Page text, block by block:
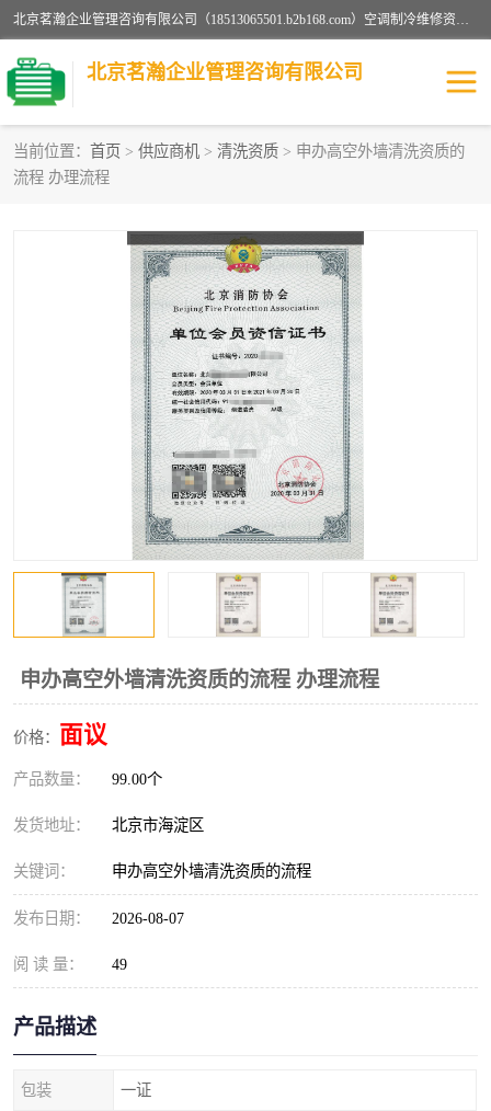
北京茗瀚企业管理咨询有限公司（18513065501.b2b168.com）空调制冷维修资质,油烟管道清洗资质,清洗行业资质公司秉承“顾客至上，锐意进缺的经营理念，我们提供高质量的产品，坚持“客户”的原则为广大客户提供贴心服务。如果你对公司的产品感兴趣，可以联系高经理，我们会用好的产品和服务让您满意。
北京茗瀚企业管理咨询有限公司
当前位置： 首页 > 供应商机 > 清洗资质 > 申办高空外墙清洗资质的
流程 办理流程
申办高空外墙清洗资质的流程 办理流程
价格： 面议
产品数量： 99.00个
发货地址： 北京市海淀区
关键词： 申办高空外墙清洗资质的流程
发布日期： 2026-08-07
阅 读 量： 49
产品描述
包装 一证
烟道清洗资质
认证服务
防爆电气维修安装资质 空调制冷维修安装资质
矿用设备检修资质